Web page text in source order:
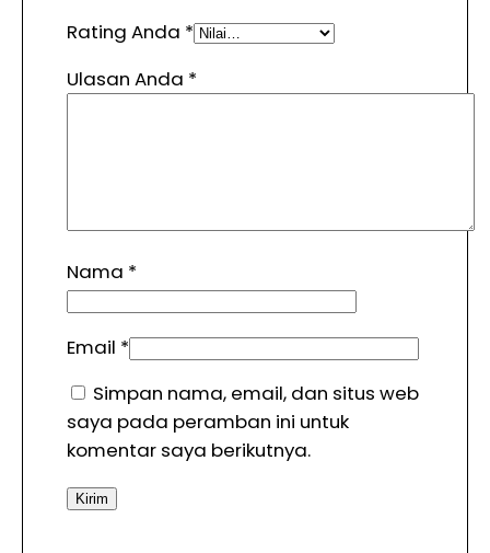
Rating Anda *
Ulasan Anda *
Nama *
Email *
Simpan nama, email, dan situs web
saya pada peramban ini untuk
komentar saya berikutnya.